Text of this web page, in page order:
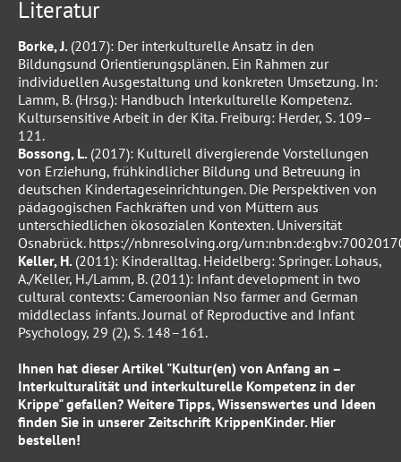
Literatur
Borke, J. (2017): Der interkulturelle Ansatz in den
Bildungsund Orientierungsplänen. Ein Rahmen zur
individuellen Ausgestaltung und konkreten Umsetzung. In:
Lamm, B. (Hrsg.): Handbuch Interkulturelle Kompetenz.
Kultursensitive Arbeit in der Kita. Freiburg: Herder, S. 109–
121.
Bossong, L. (2017): Kulturell divergierende Vorstellungen
von Erziehung, frühkindlicher Bildung und Betreuung in
deutschen Kindertageseinrichtungen. Die Perspektiven von
pädagogischen Fachkräften und von Müttern aus
unterschiedlichen ökosozialen Kontexten. Universität
Osnabrück. https://nbnresolving.org/
Keller, H. (2011): Kinderalltag. Heidelberg: Springer. Lohaus,
A./Keller, H./Lamm, B. (2011): Infant development in two
cultural contexts: Cameroonian Nso farmer and German
middleclass infants. Journal of Reproductive and Infant
Psychology, 29 (2), S. 148–161.
Ihnen hat dieser Artikel "Kultur(en) von Anfang an –
Interkulturalität und interkulturelle Kompetenz in der
Krippe" gefallen? Weitere Tipps, Wissenswertes und Ideen
finden Sie in unserer Zeitschrift KrippenKinder. Hier
bestellen!